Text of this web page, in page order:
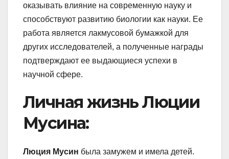
оказывать влияние на современную науку и
способствуют развитию биологии как науки. Ее
работа является лакмусовой бумажкой для
других исследователей, а полученные награды
подтверждают ее выдающиеся успехи в
научной сфере.
Личная жизнь Люции
Мусина:
Люция Мусин была замужем и имела детей.